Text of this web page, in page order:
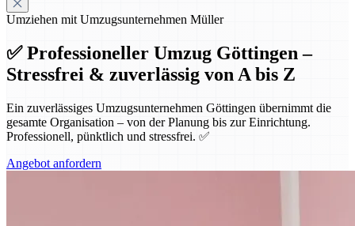
Umziehen mit Umzugsunternehmen Müller
✅ Professioneller Umzug Göttingen –
Stressfrei & zuverlässig von A bis Z
Ein zuverlässiges Umzugsunternehmen Göttingen übernimmt die
gesamte Organisation – von der Planung bis zur Einrichtung.
Professionell, pünktlich und stressfrei. ✅
Angebot anfordern